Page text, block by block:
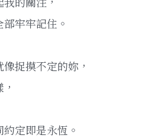
牢牢記住。
捉摸不定的妳，
定即是永恆。